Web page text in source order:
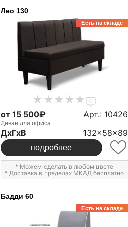
Лео 130
Есть на складе
0
от 15 500₽ Арт.: 10426
Диван для офиса
ДxГxВ 132x58x89
подробнее
* Можем сделать в любом цвете
* Доставка в пределах МКАД бесплатно
Бадди 60
Есть на складе